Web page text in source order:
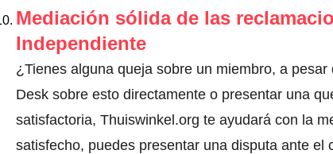
Mediación sólida de las
Independiente
¿Tienes alguna queja sobre un miembro, a
Desk sobre esto directamente o presentar una
satisfactoria, Thuiswinkel.org te ayudará con la
satisfecho, puedes presentar una disputa ante el